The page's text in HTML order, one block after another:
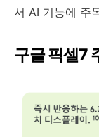
서 AI 기능에 주
구글 픽셀7